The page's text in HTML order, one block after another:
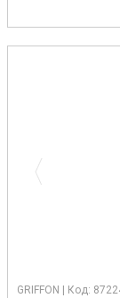
GRIFFON | Код: